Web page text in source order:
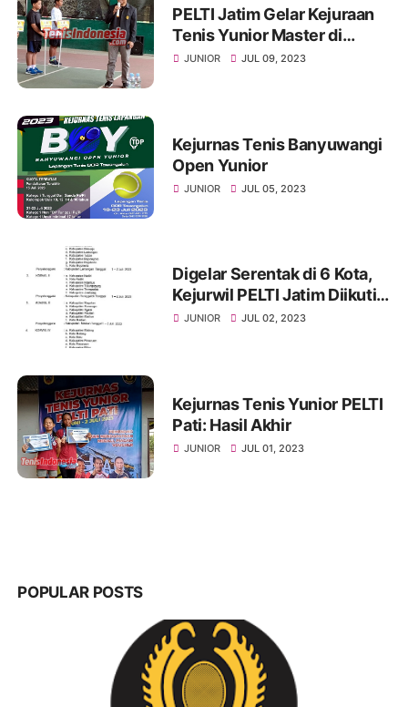
PELTI Jatim Gelar Kejuraan
Tenis Yunior Master di
Ponorogo
JUNIOR JUL 09, 2023
Kejurnas Tenis Banyuwangi
Open Yunior
JUNIOR JUL 05, 2023
Digelar Serentak di 6 Kota,
Kejurwil PELTI Jatim Diikuti
Ratusan Petenis Yunior
JUNIOR JUL 02, 2023
Kejurnas Tenis Yunior PELTI
Pati: Hasil Akhir
JUNIOR JUL 01, 2023
POPULAR POSTS